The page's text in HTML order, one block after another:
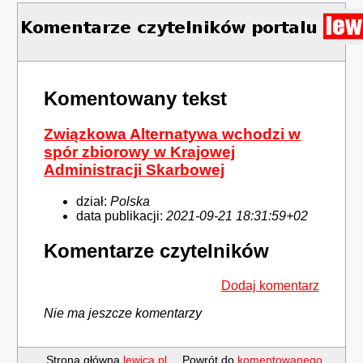
Komentowany tekst
Związkowa Alternatywa wchodzi w
spór zbiorowy w Krajowej
Administracji Skarbowej
dział:Polska
data publikacji:2021-09-21 18:31:59+02
Komentarze czytelników
Dodaj komentarz
Nie ma jeszcze komentarzy
Strona główna lewica.pl Powrót do komentowanego